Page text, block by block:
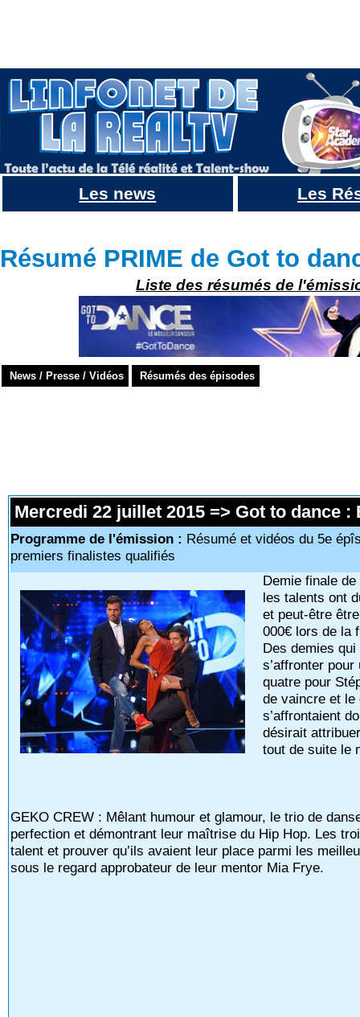
Les news Les
Résumé PRIME de Got to
Liste des résumés de
News / Presse / Vidéos Résumés des épisodes
Mercredi 22 juillet 2015 => Got to dance :
Programme de l'émission : Résumé et vidéos du 5e
premiers finalistes qualifiés
Demie finale
les talents ont
et peut-être
000€ lors de la
Des demies
s’affronter
quatre pour
de vaincre et
s’affrontaient
désirait
tout de suite le
GEKO CREW : Mêlant humour et glamour, le trio de
perfection et démontrant leur maîtrise du Hip Hop. Les
talent et prouver qu’ils avaient leur place parmi les
sous le regard approbateur de leur mentor Mia Frye.